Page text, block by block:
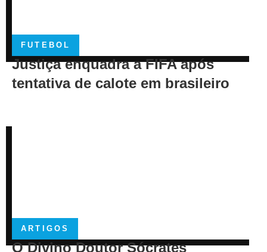
FUTEBOL
Justiça enquadra a FIFA após
tentativa de calote em brasileiro
ARTIGOS
O Divino Doutor Sócrates